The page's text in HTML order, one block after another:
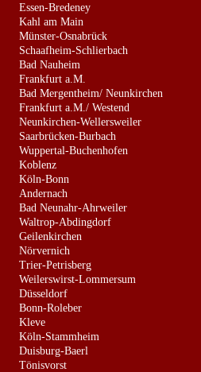
Essen-Bredeney
Kahl am Main
Münster-Osnabrück
Schaafheim-Schlierbach
Bad Nauheim
Frankfurt a.M.
Bad Mergentheim/ Neunkirchen
Frankfurt a.M./ Westend
Neunkirchen-Wellersweiler
Saarbrücken-Burbach
Wuppertal-Buchenhofen
Koblenz
Köln-Bonn
Andernach
Bad Neunahr-Ahrweiler
Waltrop-Abdingdorf
Geilenkirchen
Nörvernich
Trier-Petrisberg
Weilerswirst-Lommersum
Düsseldorf
Bonn-Roleber
Kleve
Köln-Stammheim
Duisburg-Baerl
Tönisvorst